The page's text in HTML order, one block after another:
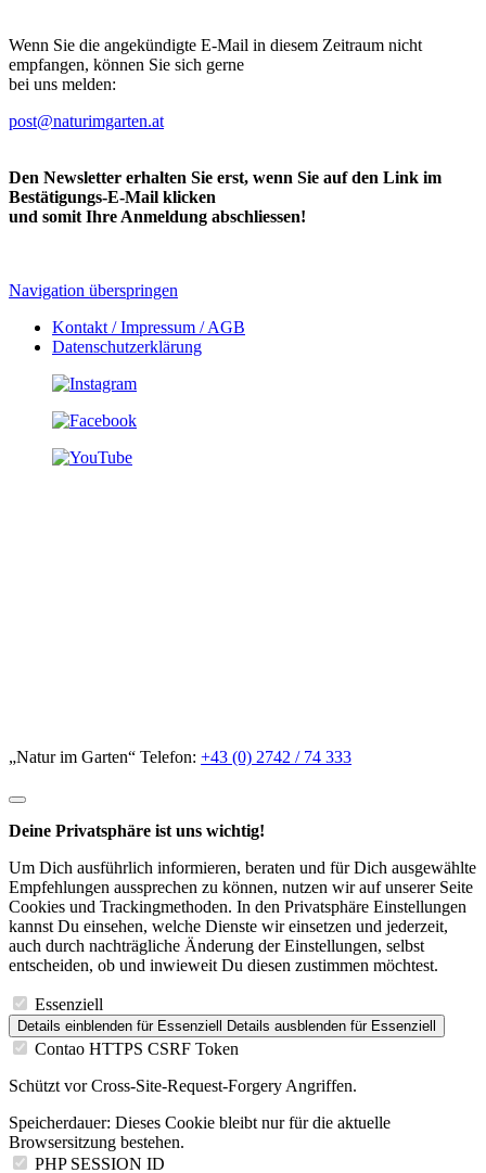
Wenn Sie die angekündigte E-Mail in diesem Zeitraum nicht
empfangen, können Sie sich gerne
bei uns melden:
post@naturimgarten.at
Den Newsletter erhalten Sie erst, wenn Sie auf den Link im
Bestätigungs-E-Mail klicken
und somit Ihre Anmeldung abschliessen!
Navigation überspringen
Kontakt / Impressum / AGB
Datenschutzerklärung
Empfehlungen aussprechen zu können, nutzen wir auf unserer Seite
Cookies und Trackingmethoden. In den Privatsphäre Einstellungen
kannst Du einsehen, welche Dienste wir einsetzen und jederzeit,
auch durch nachträgliche Änderung der Einstellungen, selbst
entscheiden, ob und inwieweit Du diesen zustimmen möchtest.
Details einblenden
Contao HTTPS CSRF Token
Browsersitzung bestehen.
PHP SESSION ID